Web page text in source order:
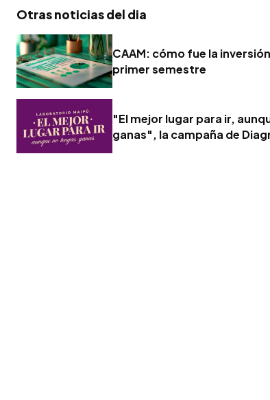
Otras noticias del dia
CAAM: cómo fue la
primer semestre
"El mejor lugar para ir,
ganas", la campaña de